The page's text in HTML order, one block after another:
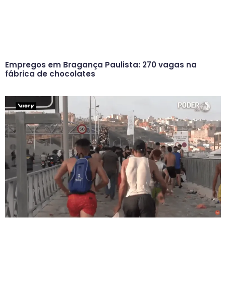
Empregos em Bragança Paulista: 270 vagas na
fábrica de chocolates